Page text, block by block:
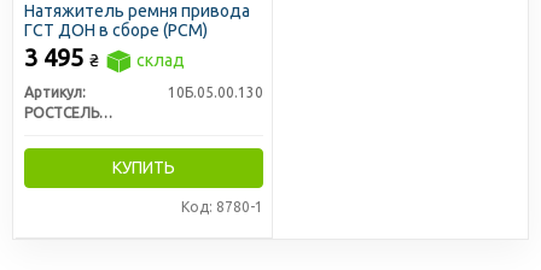
Натяжитель ремня привода
ГСТ ДОН в сборе (РСМ)
3 495 ₴ склад
Артикул:
10Б.05.00.130
РОСТСЕЛЬМАШ
КУПИТЬ
Код: 8780-1